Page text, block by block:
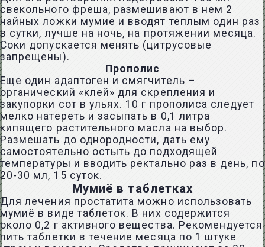
свекольного фреша, размешивают в нем 2
чайных ложки мумие и вводят теплым один раз
в сутки, лучше на ночь, на протяжении месяца.
Соки допускается менять (цитрусовые
запрещены).
Прополис
Еще один адаптоген и смягчитель –
органический «клей» для скрепления и
закупорки сот в ульях. 10 г прополиса следует
мелко натереть и засыпать в 0,1 литра
кипящего растительного масла на выбор.
Размешать до однородности, дать ему
самостоятельно остыть до подходящей
температуры и вводить ректально раз в день, по
20-30 мл, 15 суток.
Мумиё в таблетках
Для лечения простатита можно использовать
мумиё в виде таблеток. В них содержится
около 0,2 г активного вещества. Рекомендуется
пить таблетки в течение месяца по 1 штуке